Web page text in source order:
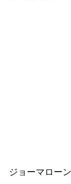
ジョーマロー